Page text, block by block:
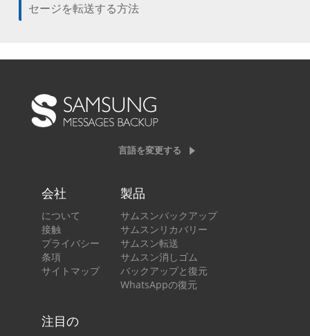
セージを転送する方法
言語を変更する
会社
について
接触
プライバシー
条項
サイトマップ
製品
サムスンバックアップ
サムスンリカバリー
サムスン転送
サムスン消しゴム
バックアップと復元
WhatsAppの復元
注目の